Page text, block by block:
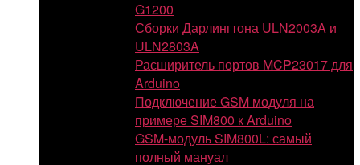
G1200
Сборки Дарлингтона ULN2003A и
ULN2803A
Расширитель портов MCP23017 для
Arduino
Подключение GSM модуля на
примере SIM800 к Arduino
GSM-модуль SIM800L: самый
полный мануал